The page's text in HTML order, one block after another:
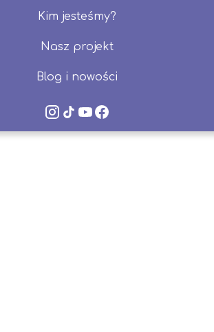
Kim jesteśmy?
Nasz projekt
Blog i nowości
Instagram
VLO
TikTok
VLO
YouTube
VLO
Facebook
VLO